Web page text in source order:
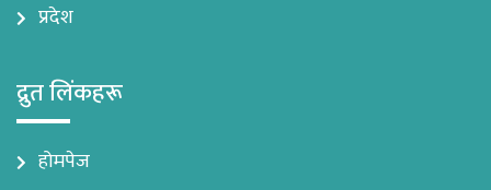
प्रदेश
द्रुत लिंकहरू
होमपेज